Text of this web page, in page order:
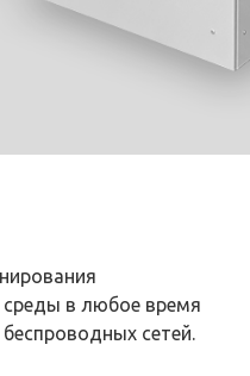
в любое время
сетей.